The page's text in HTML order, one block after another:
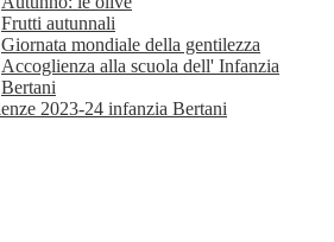
Frutti autunnali
Giornata mondiale della gentilezza
Accoglienza alla scuola dell' Infanzia
Bertani
2023-24 infanzia Bertani